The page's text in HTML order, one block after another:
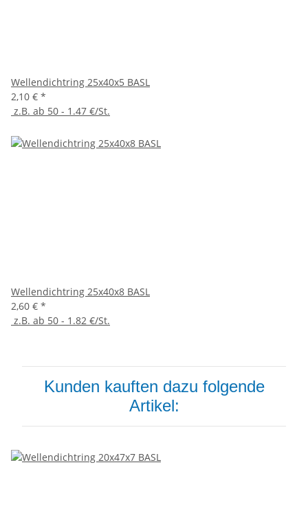
Wellendichtring 25x40x5 BASL
2,10 € *
z.B. ab 50 - 1.47 €/St.
Wellendichtring 25x40x8 BASL
2,60 € *
z.B. ab 50 - 1.82 €/St.
Kunden kauften dazu folgende
Artikel: